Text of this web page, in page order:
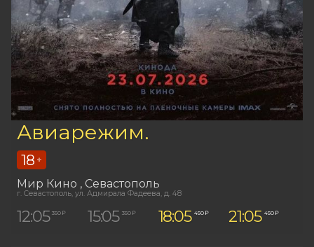
Авиарежим.
18 +
Мир Кино , Севастополь
г. Севастополь, ул. Адмирала Фадеева, д. 48
12:05 350 ₽ 15:05 350 ₽ 18:05 450 ₽ 21:05 450 ₽